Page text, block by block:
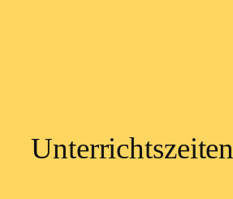
Unterrichtszeiten